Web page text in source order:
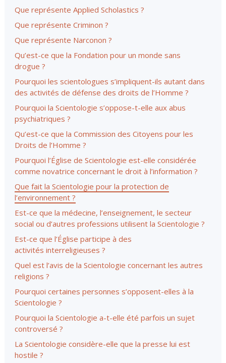
Que représente Applied Scholastics ?
Que représente Criminon ?
Que représente Narconon ?
Qu’est-ce que la Fondation pour un monde sans
drogue ?
Pourquoi les scientologues s’impliquent-ils autant dans
des activités de défense des droits de l’Homme ?
Pourquoi la Scientologie s’oppose-t-elle aux abus
psychiatriques ?
Qu’est-ce que la Commission des Citoyens pour les
Droits de l’Homme ?
Pourquoi l’Église de Scientologie est-elle considérée
comme novatrice concernant le droit à l’information ?
Que fait la Scientologie pour la protection de
l’environnement ?
Est-ce que la médecine, l’enseignement, le secteur
social ou d’autres professions utilisent la Scientologie ?
Est-ce que l’Église participe à des
activités interreligieuses ?
Quel est l’avis de la Scientologie concernant les autres
religions ?
Pourquoi certaines personnes s’opposent-elles à la
Scientologie ?
Pourquoi la Scientologie a-t-elle été parfois un sujet
controversé ?
La Scientologie considère-elle que la presse lui est
hostile ?